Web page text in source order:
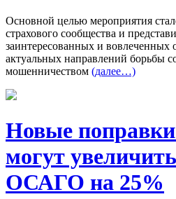
Основной целью мероприятия
страхового сообщества и
заинтересованных и вовлеченных
актуальных направлений борьбы
мошенничеством (далее…)
Новые
могут
ОСАГО на 25%